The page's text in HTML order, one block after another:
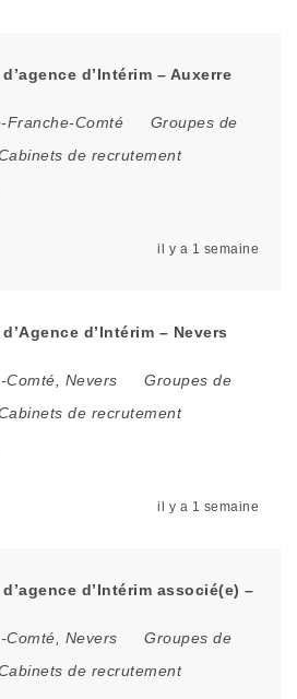
d’Intérim – Auxerre
Franche-Comté
Groupes de
de recrutement
il y a 1 semaine
d’Intérim – Nevers
Comté
Nevers
Groupes de
de recrutement
il y a 1 semaine
d’Intérim associé(e) –
Comté
Nevers
Groupes de
de recrutement